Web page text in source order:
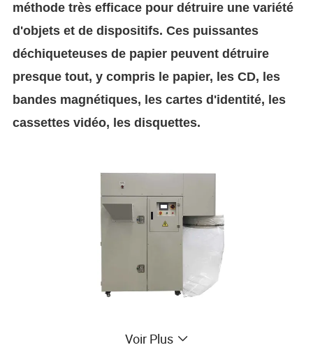
méthode très efficace pour détruire une variété
d'objets et de dispositifs. Ces puissantes
déchiqueteuses de papier peuvent détruire
presque tout, y compris le papier, les CD, les
bandes magnétiques, les cartes d'identité, les
cassettes vidéo, les disquettes.
Voir Plus